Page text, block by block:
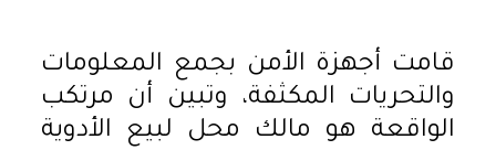
قامت أجهزة الأمن بجمع المعلومات
والتحريات المكثفة، وتبين أن مرتكب
الواقعة هو مالك محل لبيع الأدوية